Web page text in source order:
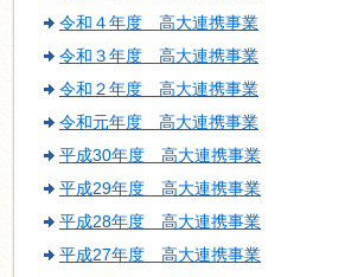
令和４年度 高大連携事業
令和３年度 高大連携事業
令和２年度 高大連携事業
令和元年度 高大連携事業
平成30年度 高大連携事業
平成29年度 高大連携事業
平成28年度 高大連携事業
平成27年度 高大連携事業